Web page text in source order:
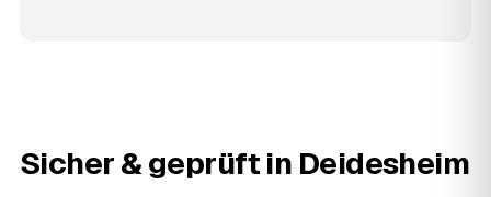
Sicher & geprüft in Deidesheim